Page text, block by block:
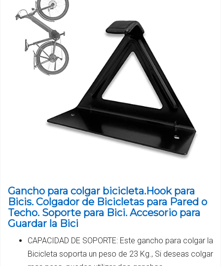
Gancho para colgar bicicleta.Hook para
Bicis. Colgador de Bicicletas para Pared o
Techo. Soporte para Bici. Accesorio para
Guardar la Bici
CAPACIDAD DE SOPORTE: Este gancho para colgar la
Bicicleta soporta un peso de 23 Kg., Si deseas colgar